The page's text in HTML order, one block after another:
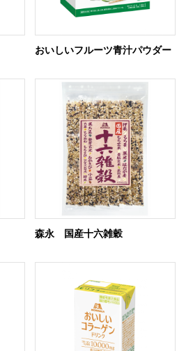
おいしいフルーツ青汁パウダー
森永 国産十六雑穀